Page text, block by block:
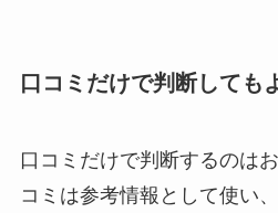
口コミだけで判断しても
口コミだけで判断するのは
コミは参考情報として使い